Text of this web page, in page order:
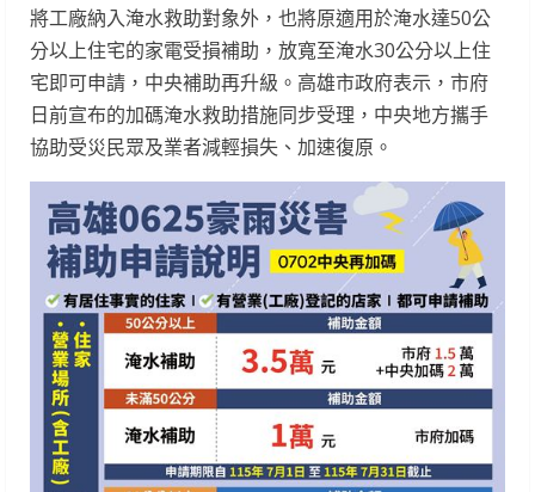
將工廠納入淹水救助對象外，也將原適用於淹水達50公
分以上住宅的家電受損補助，放寬至淹水30公分以上住
宅即可申請，中央補助再升級。高雄市政府表示，市府
日前宣布的加碼淹水救助措施同步受理，中央地方攜手
協助受災民眾及業者減輕損失、加速復原。